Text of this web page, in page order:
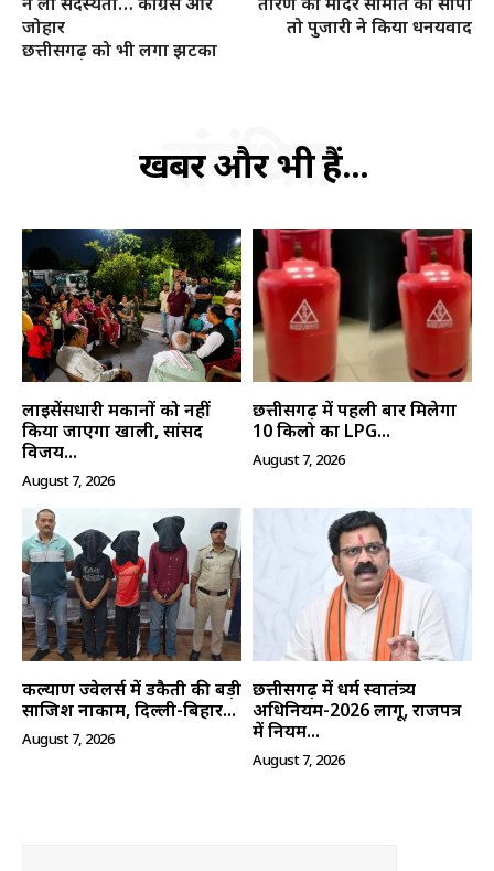
जोहार
छत्तीसगढ़ को भी लगा झटका
तो पुजारी ने किया धनयवाद
खबरें और भी हैं...
संबंधित
लाइसेंसधारी मकानों को नहीं
किया जाएगा खाली, सांसद
विजय...
August 7, 2026
छत्तीसगढ़ में पहली बार मिलेगा
10 किलो का LPG...
August 7, 2026
कल्याण ज्वेलर्स में डकैती की बड़ी
साजिश नाकाम, दिल्ली-बिहार...
August 7, 2026
छत्तीसगढ़ में धर्म स्वातंत्र्य
अधिनियम-2026 लागू, राजपत्र
में नियम...
August 7, 2026